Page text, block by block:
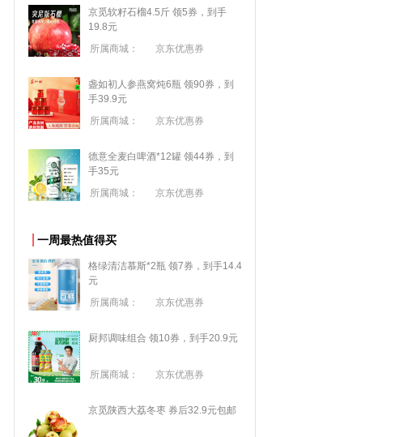
京觅软籽石榴4.5斤 领5券，到手
19.8元
所属商城：
京东优惠券
盏如初人参燕窝炖6瓶 领90券，到
手39.9元
所属商城：
京东优惠券
德意全麦白啤酒*12罐 领44券，到
手35元
所属商城：
京东优惠券
一周最热值得买
格绿清洁慕斯*2瓶 领7券，到手14.4
元
所属商城：
京东优惠券
厨邦调味组合 领10券，到手20.9元
所属商城： 京东优惠券
京觅陕西大荔冬枣 券后32.9元包邮